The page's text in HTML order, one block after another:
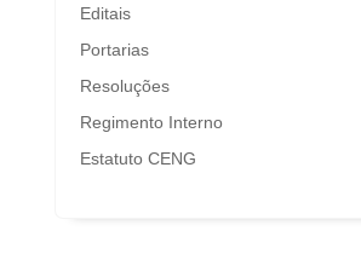
Editais
Portarias
Resoluções
Regimento Interno
Estatuto CENG